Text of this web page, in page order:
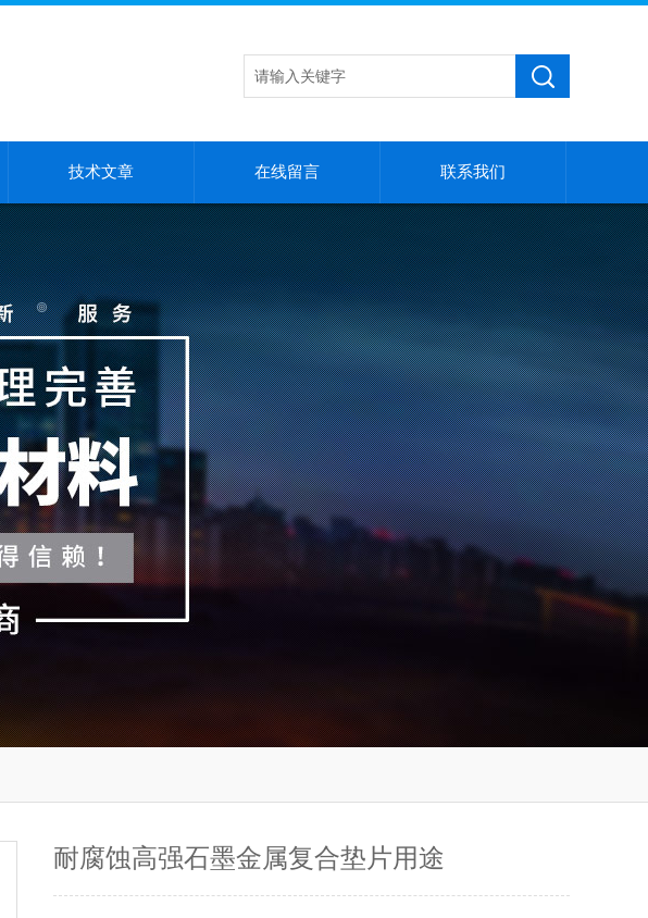
技术文章 在线留言 联系我们
耐腐蚀高强石墨金属复合垫片用途